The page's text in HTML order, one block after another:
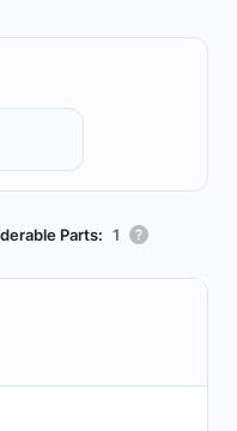
Parts: 1